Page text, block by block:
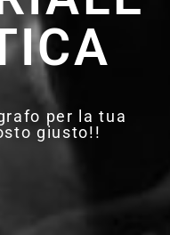
per la tua
giusto!!